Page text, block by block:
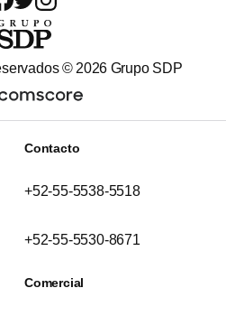
© 2026 Grupo SDP
Contacto
+52-55-5538-5518
+52-55-5530-8671
Comercial